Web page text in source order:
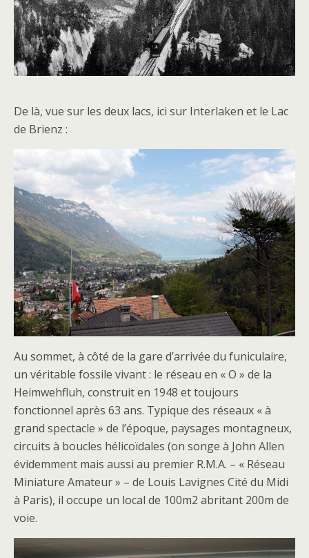
De là, vue sur les deux lacs, ici sur Interlaken et le Lac
de Brienz :
Au sommet, à côté de la gare d’arrivée du funiculaire,
un véritable fossile vivant : le réseau en « O » de la
Heimwehfluh, construit en 1948 et toujours
fonctionnel après 63 ans. Typique des réseaux « à
grand spectacle » de l’époque, paysages montagneux,
circuits à boucles hélicoïdales (on songe à John Allen
évidemment mais aussi au premier R.M.A. – « Réseau
Miniature Amateur » – de Louis Lavignes Cité du Midi
à Paris), il occupe un local de 100m2 abritant 200m de
voie.